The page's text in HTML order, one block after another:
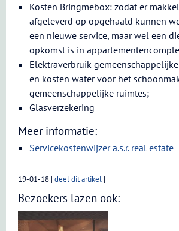
Kosten Bringmebox: zodat er
afgeleverd op opgehaald kunnen
een nieuwe service, maar wel een
opkomst is in
Elektraverbruik
en kosten water voor het
gemeenschappelijke ruimtes;
Glasverzekering
Meer informatie:
Servicekostenwijzer a.s.r. real estate
19-01-18 | deel dit artikel |
Bezoekers lazen ook: